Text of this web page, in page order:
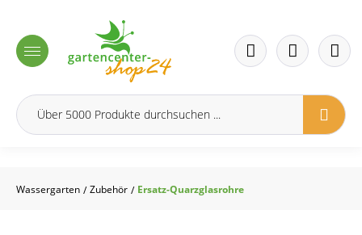
Wassergarten / Zubehör / Ersatz-Quarzglasrohre